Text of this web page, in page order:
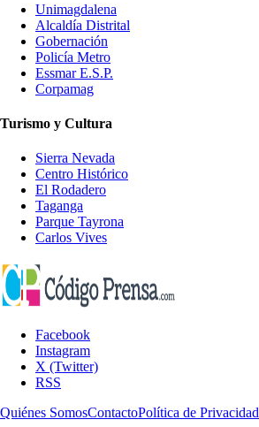
Unimagdalena
Alcaldía Distrital
Gobernación
Policía Metro
Essmar E.S.P.
Corpamag
Turismo y Cultura
Sierra Nevada
Centro Histórico
El Rodadero
Taganga
Parque Tayrona
Carlos Vives
Facebook
Instagram
X (Twitter)
RSS
Quiénes SomosContactoPolítica de Privacidad